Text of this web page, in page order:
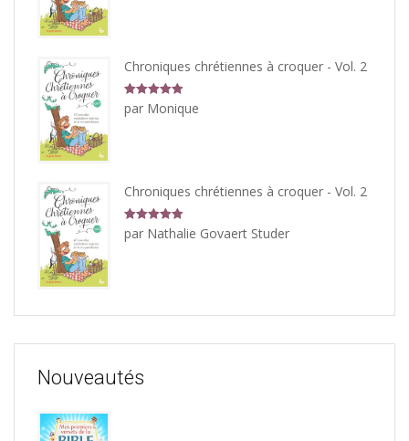
Chroniques chrétiennes à croquer - Vol. 2
5 sur
5
par Monique
Chroniques chrétiennes à croquer - Vol. 2
5 sur
5
par Nathalie Govaert Studer
Nouveautés